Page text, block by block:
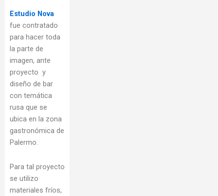
Estudio Nova
fue contratado
para hacer toda
la parte de
imagen, ante
proyecto y
diseño de bar
con temática
rusa que se
ubica en la zona
gastronómica de
Palermo.
Para tal proyecto
se utilizo
materiales fríos,